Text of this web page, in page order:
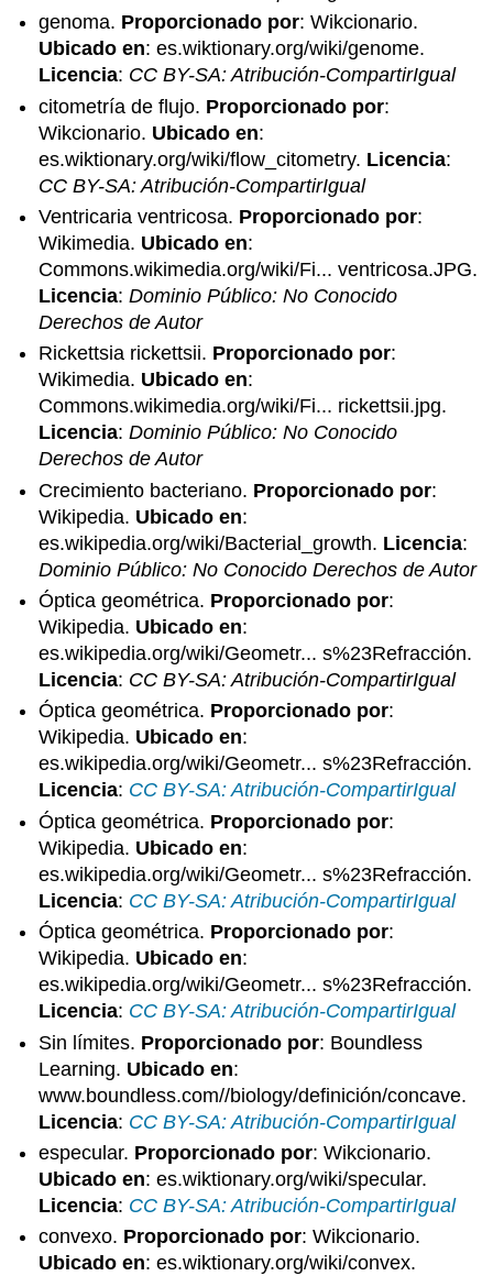
genoma. Proporcionado por: Wikcionario.
Ubicado en: es.wiktionary.org/wiki/genome.
Licencia: CC BY-SA: Atribución-CompartirIgual
citometría de flujo. Proporcionado por:
Wikcionario. Ubicado en:
es.wiktionary.org/wiki/flow_citometry. Licencia:
CC BY-SA: Atribución-CompartirIgual
Ventricaria ventricosa. Proporcionado por:
Wikimedia. Ubicado en:
Commons.wikimedia.org/wiki/Fi... ventricosa.JPG.
Licencia:Dominio Público: No Conocido
Derechos de Autor
Rickettsia rickettsii. Proporcionado por:
Wikimedia. Ubicado en:
Commons.wikimedia.org/wiki/Fi... rickettsii.jpg.
Licencia:Dominio Público: No Conocido
Derechos de Autor
Crecimiento bacteriano. Proporcionado por:
Wikipedia. Ubicado en:
es.wikipedia.org/wiki/Bacterial_growth. Licencia:
Dominio Público: No Conocido Derechos de Autor
Óptica geométrica. Proporcionado por:
Wikipedia. Ubicado en:
es.wikipedia.org/wiki/Geometr... s%23Refracción.
Licencia: CC BY-SA: Atribución-CompartirIgual
Óptica geométrica. Proporcionado por:
Wikipedia. Ubicado en:
es.wikipedia.org/wiki/Geometr... s%23Refracción.
Licencia: CC BY-SA: Atribución-CompartirIgual
Óptica geométrica. Proporcionado por:
Wikipedia. Ubicado en:
es.wikipedia.org/wiki/Geometr... s%23Refracción.
Licencia: CC BY-SA: Atribución-CompartirIgual
Óptica geométrica. Proporcionado por:
Wikipedia. Ubicado en:
es.wikipedia.org/wiki/Geometr... s%23Refracción.
Licencia: CC BY-SA: Atribución-CompartirIgual
Sin límites. Proporcionado por: Boundless
Learning. Ubicado en:
www.boundless.com//biology/definición/concave.
Licencia: CC BY-SA: Atribución-CompartirIgual
especular. Proporcionado por: Wikcionario.
Ubicado en: es.wiktionary.org/wiki/specular.
Licencia: CC BY-SA: Atribución-CompartirIgual
convexo. Proporcionado por: Wikcionario.
Ubicado en: es.wiktionary.org/wiki/convex.